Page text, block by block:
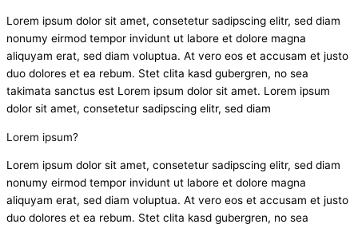
Lorem ipsum dolor sit amet, consetetur sadipscing elitr, sed diam
nonumy eirmod tempor invidunt ut labore et dolore magna
aliquyam erat, sed diam voluptua. At vero eos et accusam et justo
duo dolores et ea rebum. Stet clita kasd gubergren, no sea
takimata sanctus est Lorem ipsum dolor sit amet. Lorem ipsum
dolor sit amet, consetetur sadipscing elitr, sed diam
Lorem ipsum?
Lorem ipsum dolor sit amet, consetetur sadipscing elitr, sed diam
nonumy eirmod tempor invidunt ut labore et dolore magna
aliquyam erat, sed diam voluptua. At vero eos et accusam et justo
duo dolores et ea rebum. Stet clita kasd gubergren, no sea